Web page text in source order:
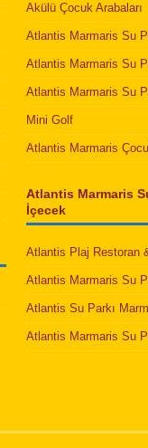
Akülü Çocuk Arabaları
Atlantis Marmaris Su
Atlantis Marmaris Su
Atlantis Marmaris Su
Mini Golf
Atlantis Marmaris
Atlantis Marmaris
İçecek
Atlantis Plaj Restoran
Atlantis Marmaris Su
Atlantis Su Parkı
Atlantis Marmaris Su